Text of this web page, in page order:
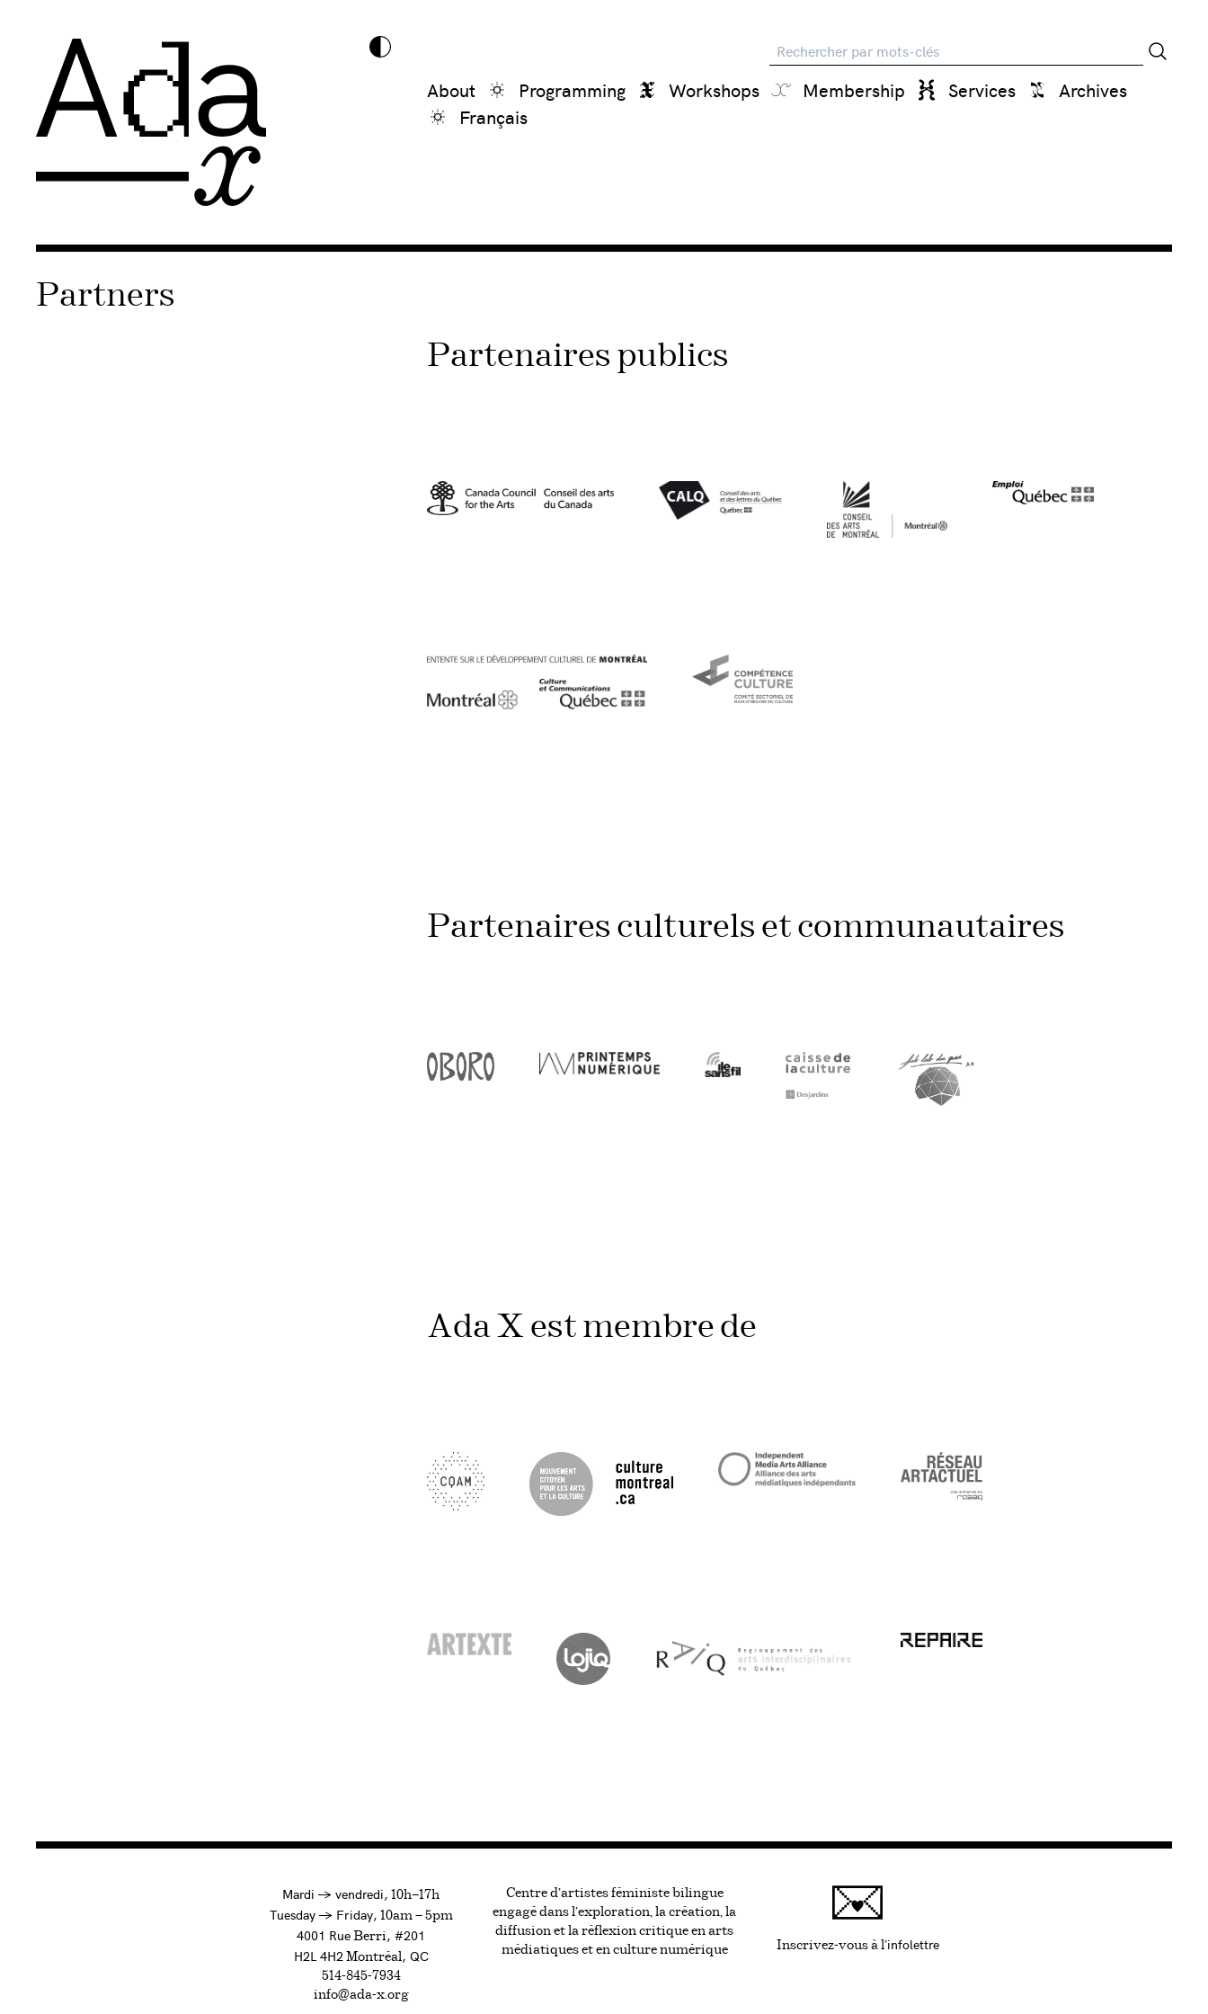
Recherche
About Programming Workshops Membership Services
Archives
Français
Partners
Partenaires publics
Partenaires culturels et communautaires
Ada X est membre de
Mardi →àvendredi, 10h—17h
Tuesday →to
Friday, 10am — 5pm
4001 Rue Berri, #201
H2L 4H2Montréal, QC
514-845-7934
info@ada-x.org
Centre d’artistes féministe bilingue
engagé dans l’exploration, la création, la
diffusion et la réflexion critique en arts
médiatiques et en culture numérique
Inscrivez-vous à l'infolettreCe lien s'ouvrira dans une nouvelle fenêtre